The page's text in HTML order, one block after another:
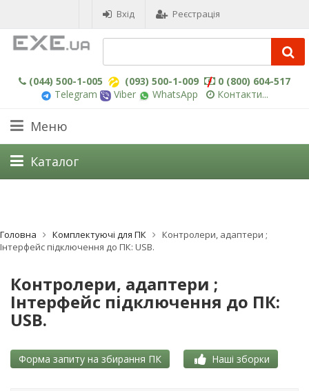
Вхід Реєстрація
(044) 500-1-005 (093) 500-1-009
0 (800) 604-517
Telegram
Viber WhatsApp Контакти...
Меню
Каталог
Головна Комплектуючі для ПК
Контролери, адаптери ;
Інтерфейс підключення до ПК: USB.
Контролери, адаптери ;
Інтерфейс підключення до ПК:
USB.
Форма запиту на збирання ПК Наші зборки